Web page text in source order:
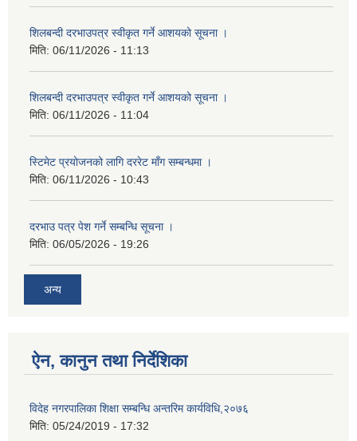
शिलबन्दी दरभाउपत्र स्वीकृत गर्ने आशयको सूचना ।
मिति: 06/11/2026 - 11:13
शिलबन्दी दरभाउपत्र स्वीकृत गर्ने आशयको सूचना ।
मिति: 06/11/2026 - 11:04
स्टिमेट प्रयोजनको लागि दररेट माँग सम्बन्धमा ।
मिति: 06/11/2026 - 10:43
दरभाउ पत्र पेश गर्ने सम्बन्धि सूचना ।
मिति: 06/05/2026 - 19:26
अन्य
ऐन, कानुन तथा निर्देशिका
विदेह नगरपालिका शिक्षा सम्बन्धि अन्तरिम कार्यविधि,२०७६
मिति: 05/24/2019 - 17:32